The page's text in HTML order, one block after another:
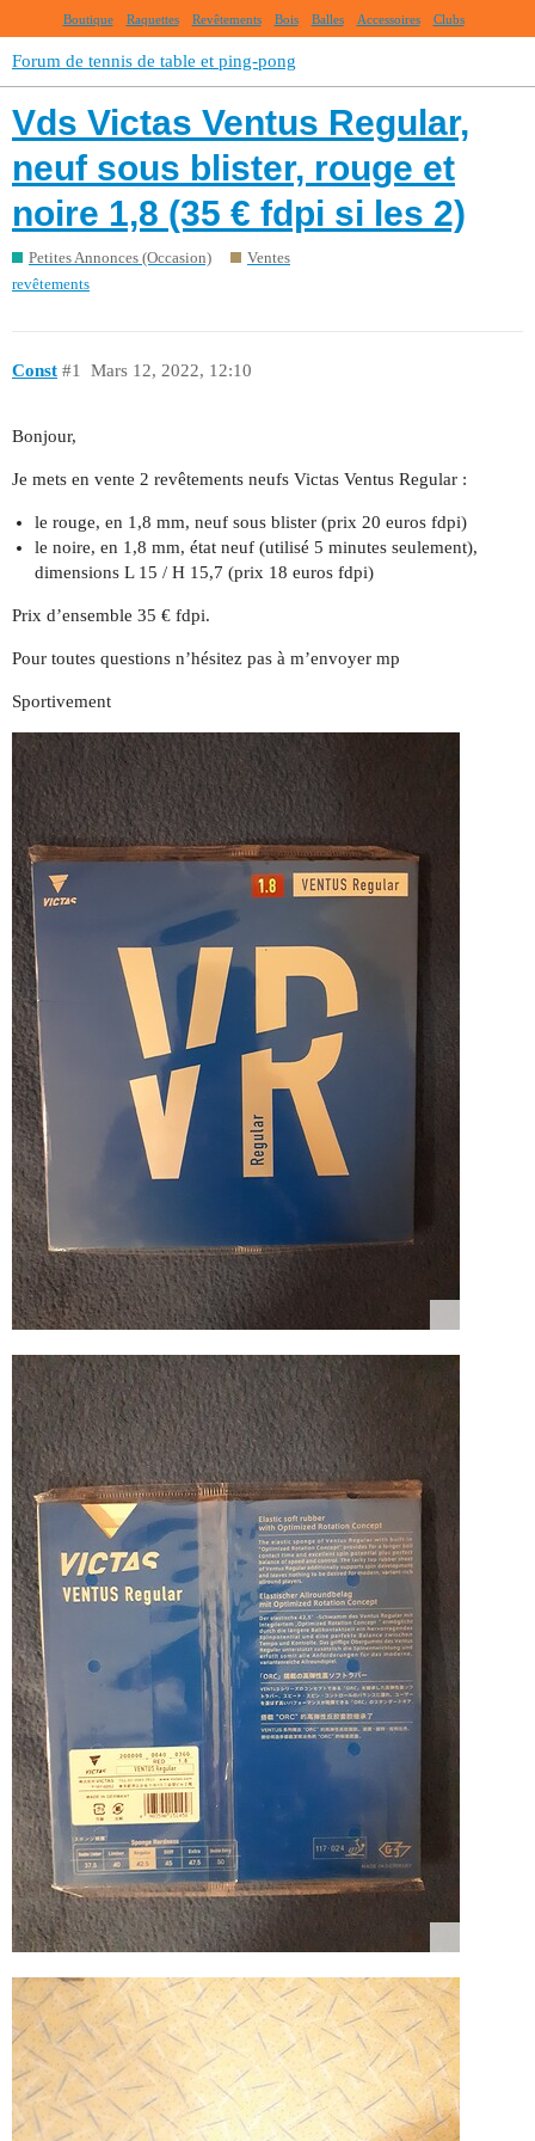
Boutique Raquettes Revêtements Bois Balles Accessoires Clubs
Forum de tennis de table et ping-pong
Vds Victas Ventus Regular,
neuf sous blister, rouge et
noire 1,8 (35 € fdpi si les 2)
Petites Annonces (Occasion)
Ventes
revêtements
Const Mars 12, 2022, 12:10
#1
Bonjour,
Je mets en vente 2 revêtements neufs Victas Ventus Regular :
le rouge, en 1,8 mm, neuf sous blister (prix 20 euros fdpi)
le noire, en 1,8 mm, état neuf (utilisé 5 minutes seulement),
dimensions L 15 / H 15,7 (prix 18 euros fdpi)
Prix d’ensemble 35 € fdpi.
Pour toutes questions n’hésitez pas à m’envoyer mp
Sportivement